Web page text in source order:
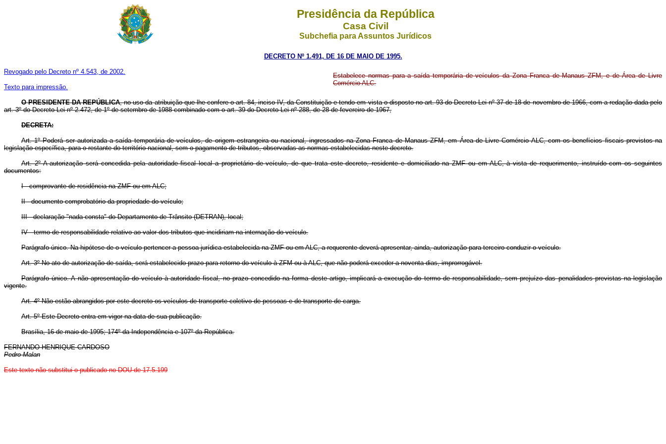
Presidência da República
Casa Civil
Subchefia para Assuntos Jurídicos
DECRETO Nº 1.491, DE 16 DE MAIO DE 1995.
Revogado pelo Decreto nº 4.543, de 2002.
Texto para impressão.
Estabelece normas para a saída temporária de veículos da Zona Franca de Manaus ZFM, e de Área de Livre
Comércio ALC.
O PRESIDENTE DA REPÚBLICA, no uso da atribuição que lhe confere o art. 84, inciso IV, da Constituição e tendo em vista o disposto no art. 93 do Decreto-Lei nº 37 de 18 de novembro de 1966, com a redação dada pelo
art. 3º do Decreto-Lei nº 2.472, de 1º de setembro de 1988 combinado com o art. 39 do Decreto-Lei nº 288, de 28 de fevereiro de 1967,
DECRETA:
Art. 1º Poderá ser autorizada a saída temporária de veículos, de origem estrangeira ou nacional, ingressados na Zona Franca de Manaus ZFM, em Área de Livre Comércio ALC, com os benefícios fiscais previstos na
legislação específica, para o restante do território nacional, sem o pagamento de tributos, observadas as normas estabelecidas neste decreto.
Art. 2º A autorização será concedida pela autoridade fiscal local a proprietário de veículo, de que trata este decreto, residente e domiciliado na ZMF ou em ALC, à vista de requerimento, instruído com os seguintes
documentos:
I - comprovante de residência na ZMF ou em ALC;
II - documento comprobatório da propriedade do veículo;
III - declaração "nada consta" do Departamento de Trânsito (DETRAN), local;
IV - termo de responsabilidade relativo ao valor dos tributos que incidiriam na internação do veículo.
Parágrafo único. Na hipótese de o veículo pertencer a pessoa jurídica estabelecida na ZMF ou em ALC, a requerente deverá apresentar, ainda, autorização para terceiro conduzir o veículo.
Art. 3º No ato de autorização de saída, será estabelecido prazo para retorno do veículo à ZFM ou à ALC, que não poderá exceder a noventa dias, improrrogável.
Parágrafo único. A não apresentação do veículo à autoridade fiscal, no prazo concedido na forma deste artigo, implicará a execução do termo de responsabilidade, sem prejuízo das penalidades previstas na legislação
vigente.
Art. 4º Não estão abrangidos por este decreto os veículos de transporte coletivo de pessoas e de transporte de carga.
Art. 5º Este Decreto entra em vigor na data de sua publicação.
Brasília, 16 de maio de 1995; 174º da Independência e 107º da República.
FERNANDO HENRIQUE CARDOSO
Pedro Malan
Este texto não substitui o publicado no DOU de 17.5.199